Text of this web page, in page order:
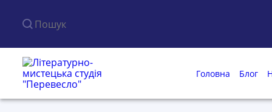
Пошук по сайту
Головна Блог